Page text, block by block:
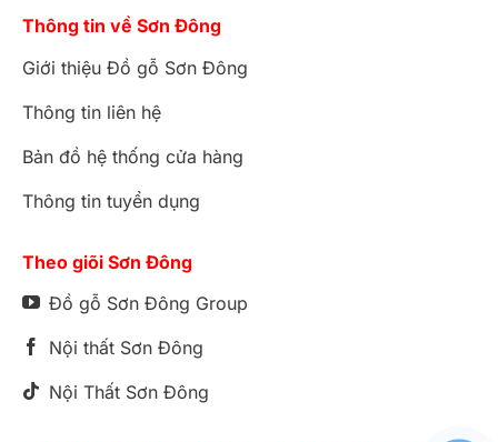
Thông tin về Sơn Đông
Giới thiệu Đồ gỗ Sơn Đông
Thông tin liên hệ
Bản đồ hệ thống cửa hàng
Thông tin tuyển dụng
Theo giõi Sơn Đông
Đồ gỗ Sơn Đông Group
Nội thất Sơn Đông
Nội Thất Sơn Đông